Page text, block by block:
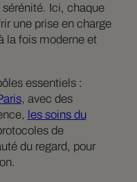
Ici, chaque
une prise en charge
la fois moderne et
essentiels :
, avec des
les soins du
de
du regard, pour